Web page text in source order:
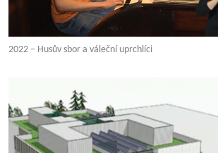
2022 – Husův sbor a váleční uprchlíci